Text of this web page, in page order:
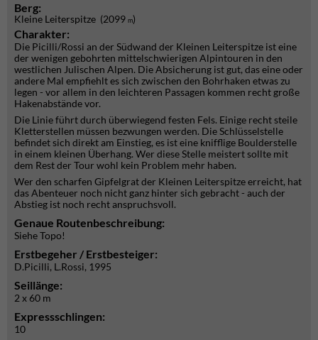
Berg:
Kleine Leiterspitze (2099 m)
Charakter:
Die Picilli/Rossi an der Südwand der Kleinen Leiterspitze ist eine
der wenigen gebohrten mittelschwierigen Alpintouren in den
westlichen Julischen Alpen. Die Absicherung ist gut, das eine oder
andere Mal empfiehlt es sich zwischen den Bohrhaken etwas zu
legen - vor allem in den leichteren Passagen kommen recht große
Hakenabstände vor.
Die Linie führt durch überwiegend festen Fels. Einige recht steile
Kletterstellen müssen bezwungen werden. Die Schlüsselstelle
befindet sich direkt am Einstieg, es ist eine knifflige Boulderstelle
in einem kleinen Überhang. Wer diese Stelle meistert sollte mit
dem Rest der Tour wohl kein Problem mehr haben.
Wer den scharfen Gipfelgrat der Kleinen Leiterspitze erreicht, hat
das Abenteuer noch nicht ganz hinter sich gebracht - auch der
Abstieg ist noch recht anspruchsvoll.
Genaue Routenbeschreibung:
Siehe Topo!
Erstbegeher / Erstbesteiger:
D.Picilli, L.Rossi, 1995
Seillänge:
2 x 60 m
Expressschlingen:
10